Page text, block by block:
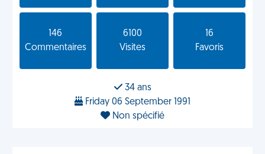
146
Commentaires
6100
Visites
16
Favoris
34 ans
Friday 06 September 1991
Non spécifié